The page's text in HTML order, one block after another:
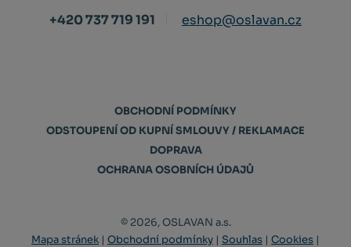
+420 737 719 191
eshop@oslavan.cz
OBCHODNÍ PODMÍNKY
ODSTOUPENÍ OD KUPNÍ SMLOUVY / REKLAMACE
DOPRAVA
OCHRANA OSOBNÍCH ÚDAJŮ
© 2026, OSLAVAN a.s.
Mapa stránek | Obchodní podmínky | Souhlas | Cookies |